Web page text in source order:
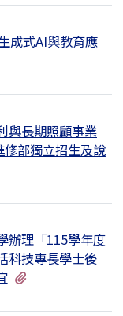
成式AI與教育應
與長期照顧事業
部獨立招生及說
辦理「115學年度
科技專長學士後